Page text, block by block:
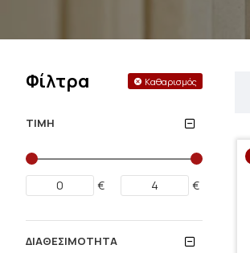
Φίλτρα Καθαρισμός
ΤΙΜΉ
€ €
ΔΙΑΘΕΣΙΜΌΤΗΤΑ